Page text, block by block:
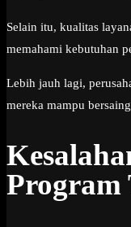
Selain itu, kualitas
memahami kebutuhan
Lebih jauh lagi,
mereka mampu
Program